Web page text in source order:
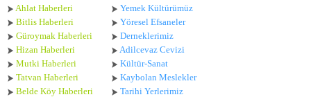
Ahlat Haberleri
Bitlis Haberleri
Güroymak Haberleri
Hizan Haberleri
Mutki Haberleri
Tatvan Haberleri
Belde Köy Haberleri
Yemek Kültürümüz
Yöresel Efsaneler
Derneklerimiz
Adilcevaz Cevizi
Kültür-Sanat
Kaybolan Meslekler
Tarihi Yerlerimiz